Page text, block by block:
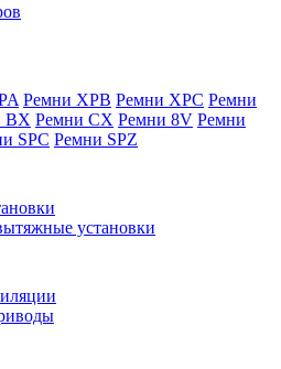
Ремни XPB Ремни XPC Ремни
BX Ремни CX Ремни 8V Ремни
SPC Ремни SPZ
установки